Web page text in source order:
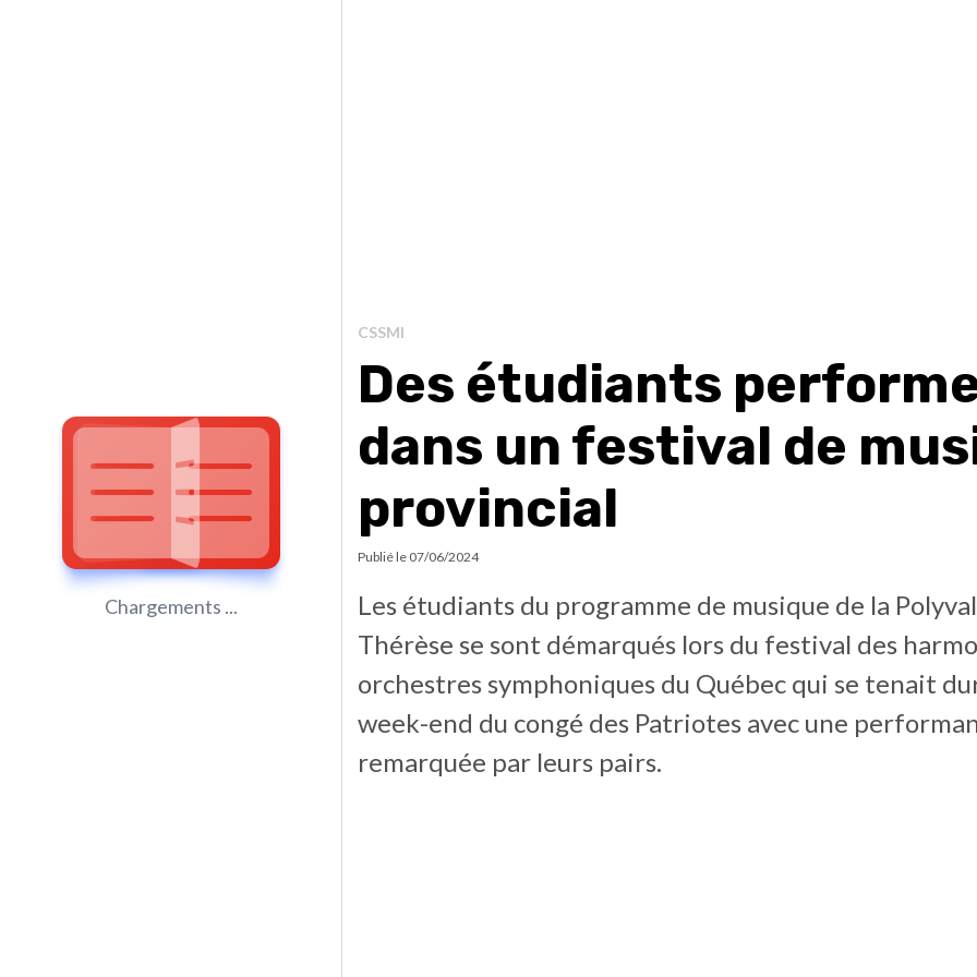
Chargements ...
CSSMI
Des étudiants
dans un festival de
provincial
Publié le 07/06/2024
Les étudiants du programme de musique de la
Thérèse se sont démarqués lors du festival des
orchestres symphoniques du Québec qui se tenait
week-end du congé des Patriotes avec une
remarquée par leurs pairs.